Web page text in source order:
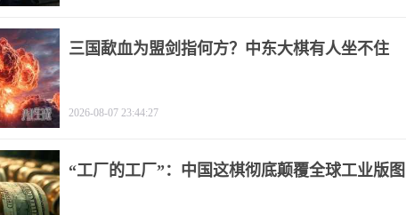
三国歃血为盟剑指何方？中东大棋有人坐不住
2026-08-07 23:44:27
“工厂的工厂”：中国这棋彻底颠覆全球工业版图